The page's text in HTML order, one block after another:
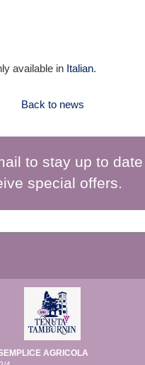
available in Italian.
Back to news
to stay up to
special offers.
AGRICOLA